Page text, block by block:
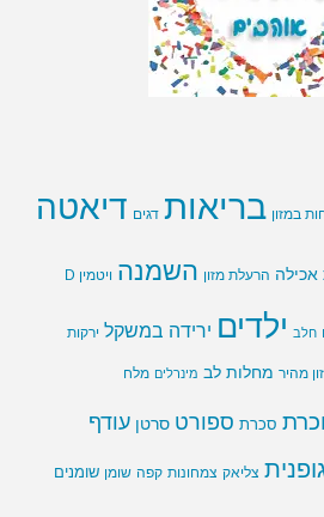
במזון בריאות דגים דיאטה
הרעלת מזון השמנה ויטמין D
חלב ילדים ירידה במשקל ירקות
מהיר מחלות לב מינרלים מלח
סכרת ספורט סרטן עודף
צליאק צמחונות קפה שומן שומנים